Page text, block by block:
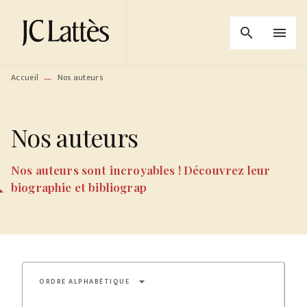
MENU RECHERCHE
PIED DE PAGE
search menu
Accueil — Nos auteurs
Nos auteurs
Nos auteurs sont incroyables ! Découvrez leur
biographie et bibliograp
ORDRE ALPHABÉTIQUE arrow_drop_down